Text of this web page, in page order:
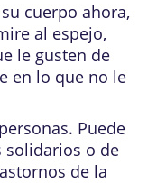
cuerpo ahora,
al espejo,
le gusten de
en lo que no le
Puede
solidarios o de
de la